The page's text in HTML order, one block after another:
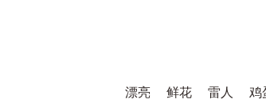
漂亮 鲜花 雷人 鸡